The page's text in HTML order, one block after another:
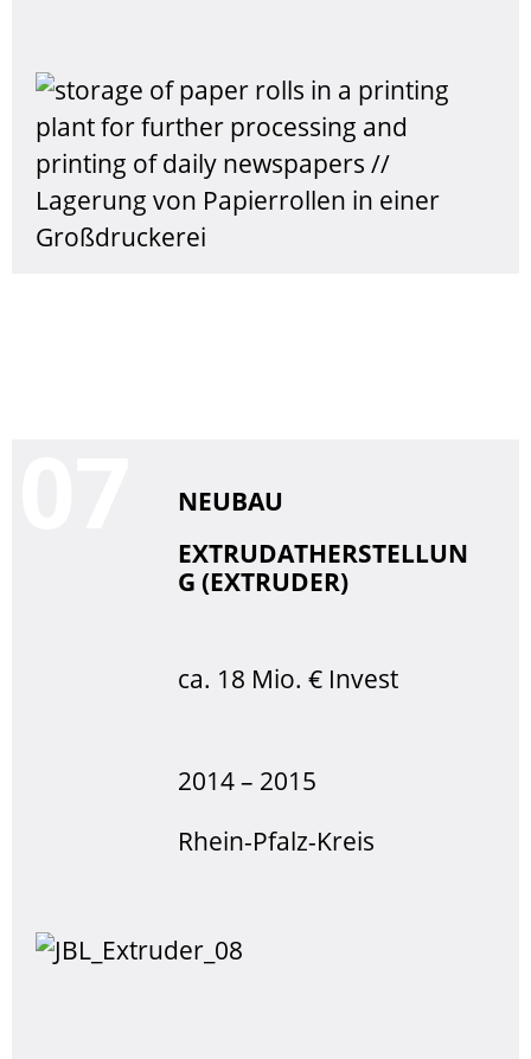
NEUBAU
EXTRUDATHERSTELLUN
G (EXTRUDER)
ca. 18 Mio. € Invest
2014 – 2015
Rhein-Pfalz-Kreis